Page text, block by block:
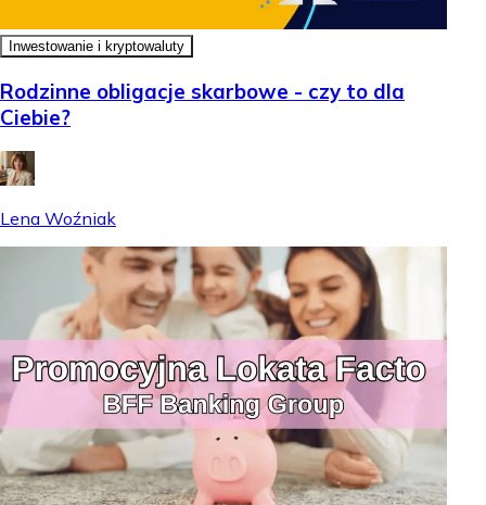
Inwestowanie i kryptowaluty
Rodzinne obligacje skarbowe - czy to dla
Ciebie?
Lena Woźniak